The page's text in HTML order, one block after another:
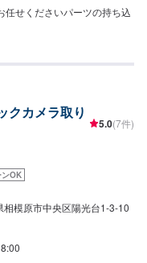
任せくださいパーツの持ち込
クカメラ取り
5.0(7件)
ンOK
相模原市中央区陽光台1-3-10